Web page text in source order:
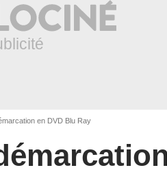
en DVD Blu Ray